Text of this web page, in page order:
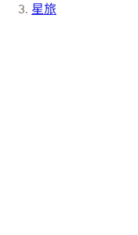
星旅